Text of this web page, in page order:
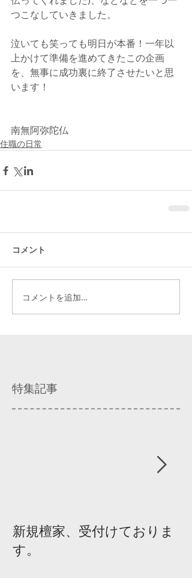
つこなしていきました。
泣いても笑っても明日が本番！一年以
上かけて準備を進めてきたこの企画
を、無事に成功裏に終了させたいと思
います！
南無阿弥陀仏
住職の日常
コメント
コメントを追加…
特集記事
新規檀家、受付けておりま
す。